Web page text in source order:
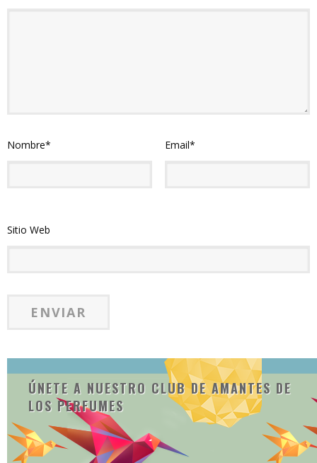
Nombre* Email*
Sitio Web
ÚNETE A NUESTRO CLUB DE AMANTES DE
LOS PERFUMES